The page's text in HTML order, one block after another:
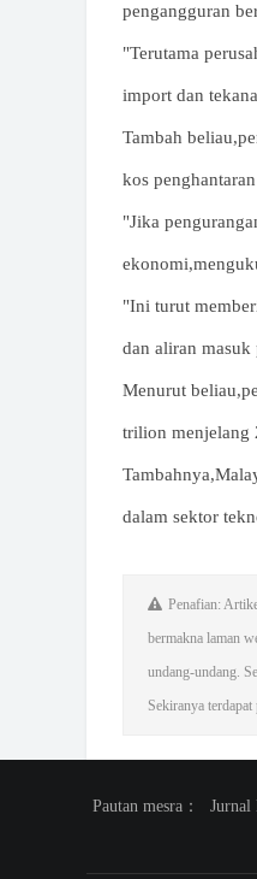
pengangguran
"Terutama
import dan
Tambah
kos
"Jika
"Ini turut
dan aliran masuk
Menurut
trilion menjelang
dalam sektor
Penafian:
bermakna laman
undang-undang.
Sekiranya
Pautan mesra： Jurnal